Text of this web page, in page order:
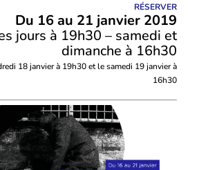
RÉSERVER
Du 16 au 21 janvier 2019
jours à 19h30 – samedi et
dimanche à 16h30
18 janvier à 19h30 et le samedi 19 janvier à
16h30